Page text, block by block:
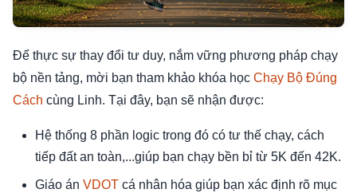
Để thực sự thay đổi tư duy, nắm vững phương pháp chạy
bộ nền tảng, mời bạn tham khảo khóa học Chạy Bộ Đúng
Cách cùng Linh. Tại đây, bạn sẽ nhận được:
Hệ thống 8 phần logic trong đó có tư thế chạy, cách
tiếp đất an toàn,...giúp bạn chạy bền bỉ từ 5K đến 42K.
Giáo án VDOT cá nhân hóa giúp bạn xác định rõ mục